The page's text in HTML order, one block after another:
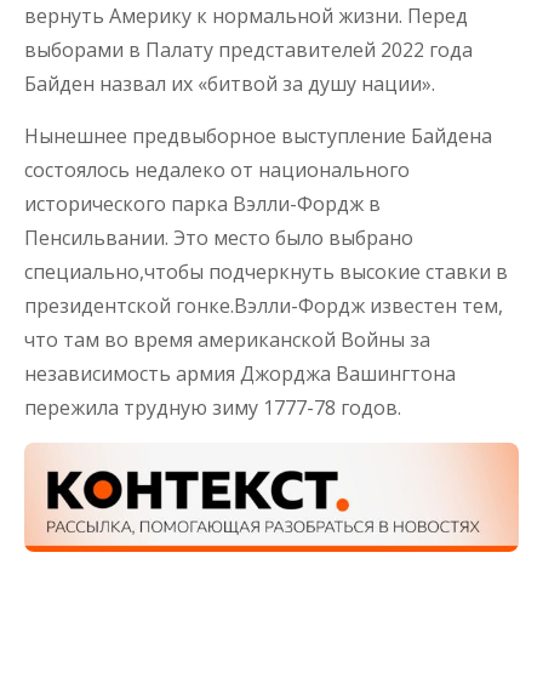
вернуть Америку к нормальной жизни. Перед
выборами в Палату представителей 2022 года
Байден назвал их «битвой за душу нации».
Нынешнее предвыборное выступление Байдена
состоялось недалеко от национального
исторического парка Вэлли-Фордж в
Пенсильвании. Это место было выбрано
специально,чтобы подчеркнуть высокие ставки в
президентской гонке.Вэлли-Фордж известен тем,
что там во время американской Войны за
независимость армия Джорджа Вашингтона
пережила трудную зиму 1777-78 годов.